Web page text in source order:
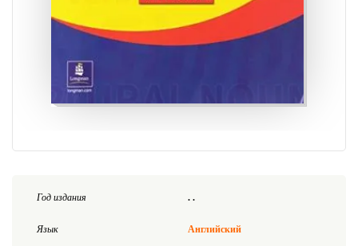
Год издания . .
Язык Английский